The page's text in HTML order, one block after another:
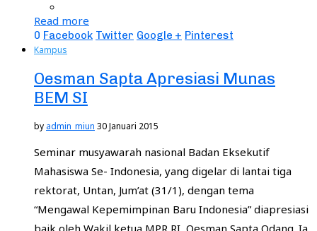
Read more
0 Facebook Twitter Google + Pinterest
Kampus
Oesman Sapta Apresiasi Munas
BEM SI
by admin_miun 30 Januari 2015
Seminar musyawarah nasional Badan Eksekutif
Mahasiswa Se- Indonesia, yang digelar di lantai tiga
rektorat, Untan, Jum’at (31/1), dengan tema
“Mengawal Kepemimpinan Baru Indonesia” diapresiasi